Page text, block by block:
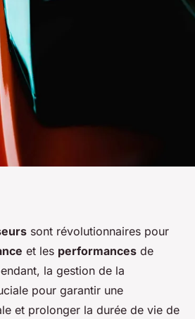
avantages des
gestion de la
les moteurs
sont révolutionnaires pour
et les performances de
la gestion de la
pour garantir une
et prolonger la durée de vie de